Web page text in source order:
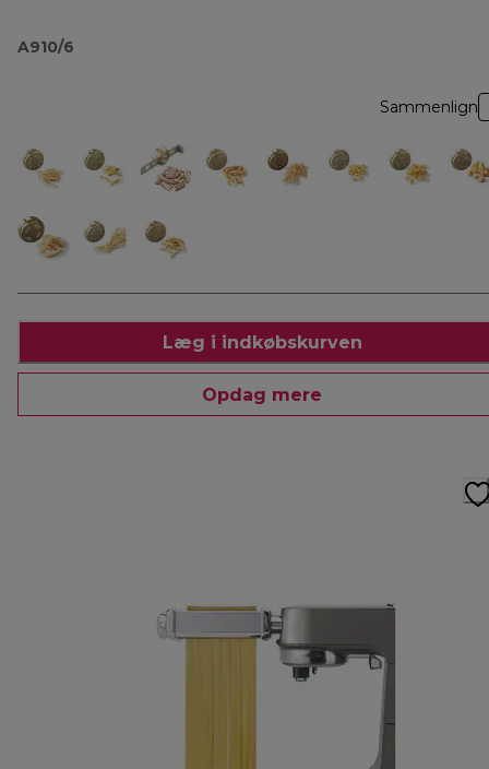
A910/6
Sammenlign
Læg i indkøbskurven
Opdag mere